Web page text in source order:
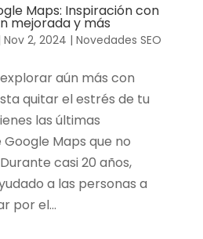
Maps: Inspiración con
mejorada y más
Nov 2, 2024 | Novedades SEO
aún más con
quitar el estrés de tu
las últimas
Maps que no
casi 20 años,
a las personas a
por el...